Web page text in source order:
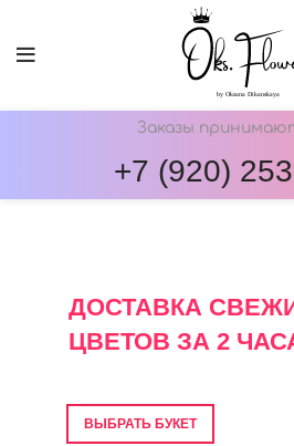
Заказы
+7 (920)
ДОСТАВКА
ЦВЕТОВ ЗА 2
ВЫБРАТЬ БУКЕТ